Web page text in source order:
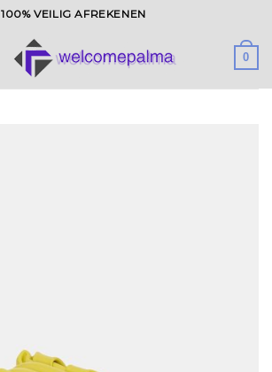
100% VEILIG AFREKENEN
0